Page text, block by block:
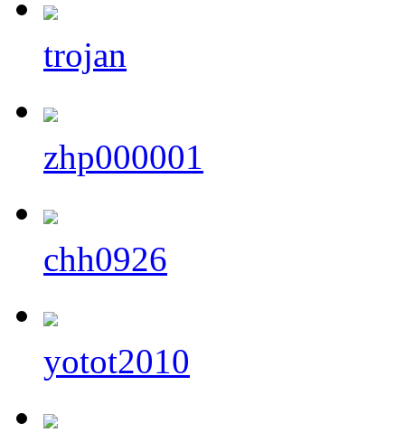
trojan
zhp000001
chh0926
yotot2010